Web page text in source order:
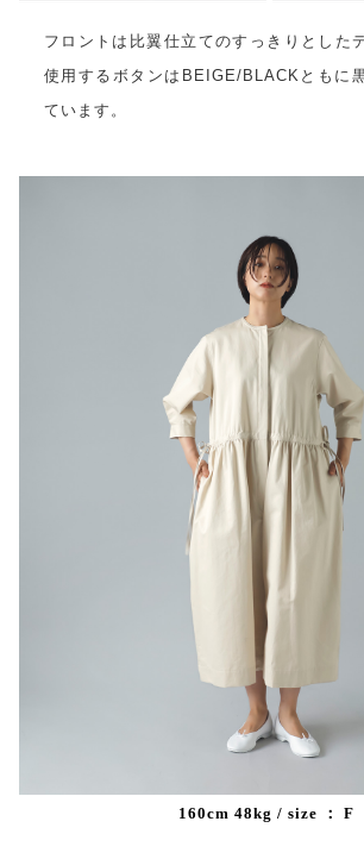
フロントは比翼仕立てのすっきりとした
使用するボタンはBEIGE/BLACKともに
ています。
160cm 48kg / size ： F